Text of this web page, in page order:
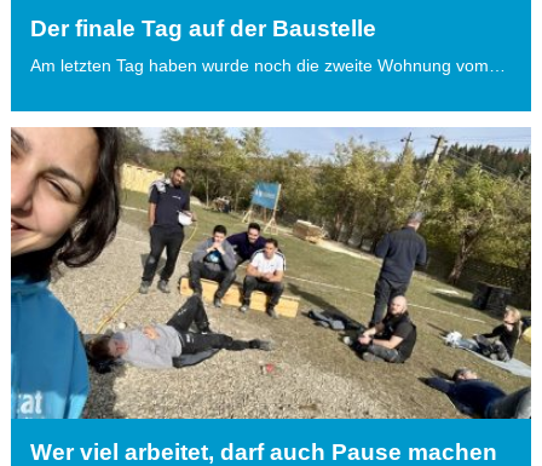
Der finale Tag auf der Baustelle
Am letzten Tag haben wurde noch die zweite Wohnung vom…
Wer viel arbeitet, darf auch Pause machen